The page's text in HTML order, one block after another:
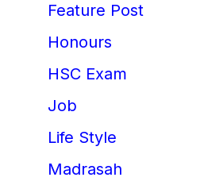
Feature Post
Honours
HSC Exam
Job
Life Style
Madrasah